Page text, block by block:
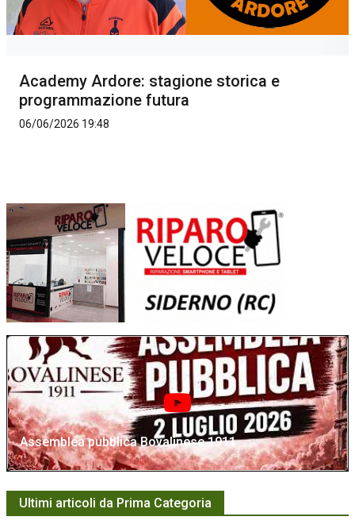
Academy Ardore: stagione storica e
programmazione futura
06/06/2026 19:48
Assemblea pubblica Bovalinese 1911
Ultimi articoli da Prima Categoria